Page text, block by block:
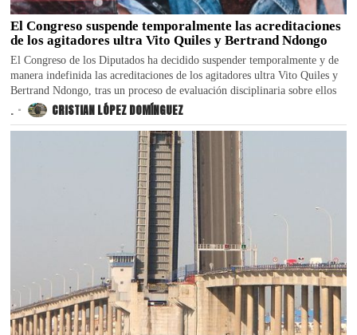
El Congreso suspende temporalmente las acreditaciones
de los agitadores ultra Vito Quiles y Bertrand Ndongo
El Congreso de los Diputados ha decidido suspender temporalmente y de
manera indefinida las acreditaciones de los agitadores ultra Vito Quiles y
Bertrand Ndongo, tras un proceso de evaluación disciplinaria sobre ellos
. CRISTIAN LÓPEZ DOMÍNGUEZ